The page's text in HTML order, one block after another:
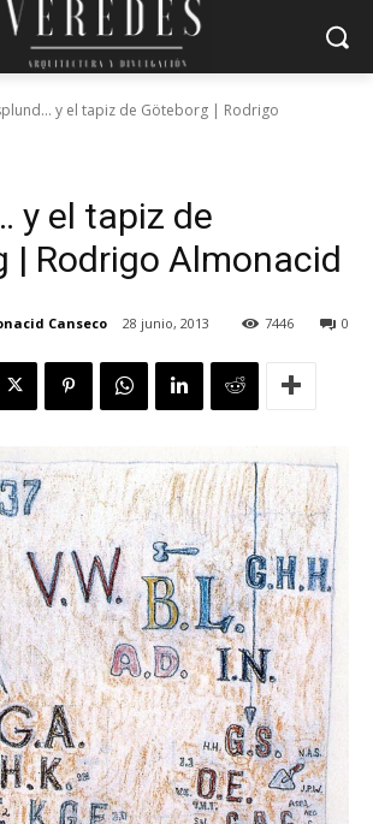
y el tapiz de Göteborg | Rodrigo
y el tapiz de
| Rodrigo Almonacid
Canseco 28 junio, 2013 0
7446